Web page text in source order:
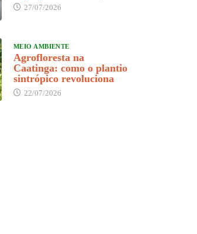
27/07/2026
MEIO AMBIENTE
Agrofloresta na
Caatinga: como o plantio
sintrópico revoluciona
22/07/2026